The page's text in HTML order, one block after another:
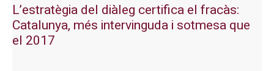
L’estratègia del diàleg certifica el fracàs:
Catalunya, més intervinguda i sotmesa que
el 2017